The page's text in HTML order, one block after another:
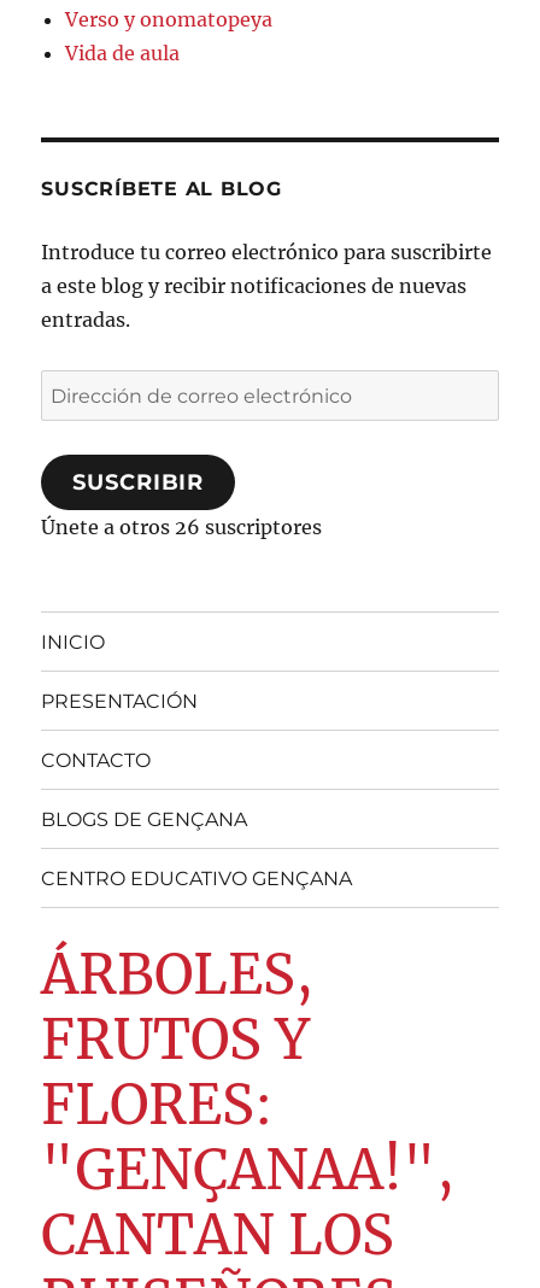
Verso y onomatopeya
Vida de aula
SUSCRÍBETE AL BLOG
Introduce tu correo electrónico para suscribirte
a este blog y recibir notificaciones de nuevas
entradas.
Dirección
de
correo
electrónico
SUSCRIBIR
Únete a otros 26 suscriptores
INICIO
PRESENTACIÓN
CONTACTO
BLOGS DE GENÇANA
CENTRO EDUCATIVO GENÇANA
ÁRBOLES,
FRUTOS Y
FLORES:
"GENÇANAA!",
CANTAN LOS